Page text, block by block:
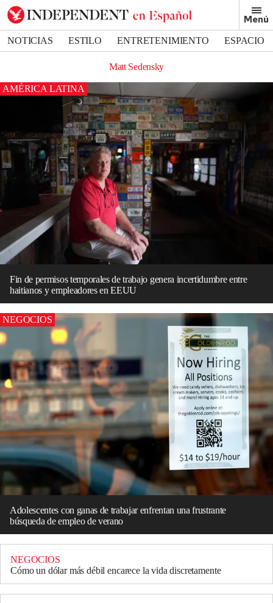
Menú
NOTICIAS ESTILO ENTRETENIMIENTO
ESPACIO
Matt Sedensky
AMÉRICA LATINA
Fin de permisos temporales de trabajo genera incertidumbre entre
haitianos y empleadores en EEUU
NEGOCIOS
Adolescentes con ganas de trabajar enfrentan una frustrante
búsqueda de empleo de verano
NEGOCIOS
Cómo un dólar más débil encarece la vida discretamente